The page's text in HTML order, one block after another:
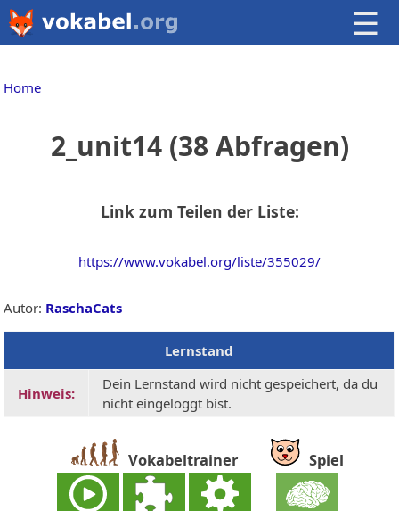
☰
Home
2_unit14 (38 Abfragen)
Link zum Teilen der Liste:
https://www.vokabel.org/liste/355029/
Autor: RaschaCats
Lernstand
Hinweis:
Dein Lernstand wird nicht gespeichert, da du
nicht eingeloggt bist.
Vokabeltrainer Spiel